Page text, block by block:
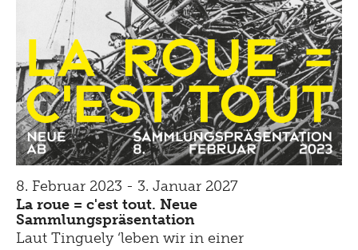
8. Februar 2023 - 3. Januar 2027
La roue = c'est tout. Neue
Sammlungspräsentation
Laut Tinguely ‘leben wir in einer